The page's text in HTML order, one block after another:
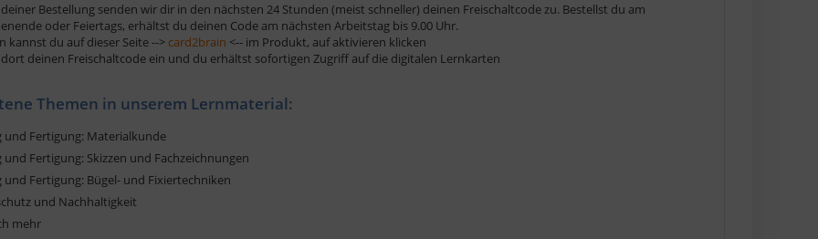
Bestellung senden wir dir in den nächsten 24 Stunden (meist schneller) deinen Freischaltcode zu. Bestellst du am
oder Feiertags, erhältst du deinen Code am nächsten Arbeitstag bis 9.00 Uhr.
kannst du auf dieser Seite --> card2brain <-- im Produkt, auf aktivieren klicken
dort deinen Freischaltcode ein und du erhältst sofortigen Zugriff auf die digitalen Lernkarten
Themen in unserem Lernmaterial:
und Fertigung: Materialkunde
und Fertigung: Skizzen und Fachzeichnungen
und Fertigung: Bügel- und Fixiertechniken
und Nachhaltigkeit
mehr